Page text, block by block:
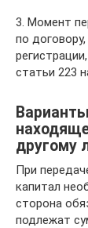
3. Момент
по
статьи 223
другому
При
капитал
сторона
подлежат